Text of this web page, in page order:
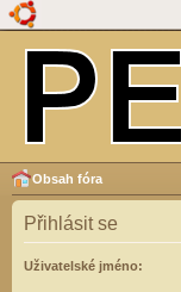
Obsah fóra
Přihlásit se
Uživatelské jméno: